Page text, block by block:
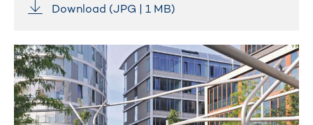
Download (JPG | 1 MB)